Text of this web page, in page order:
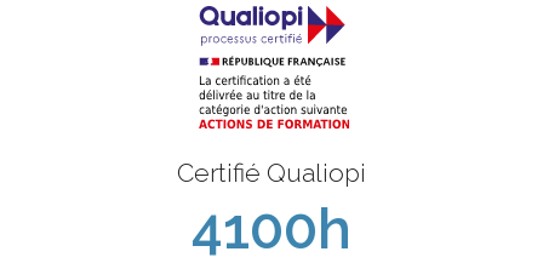
Certifié Qualiopi
4100h